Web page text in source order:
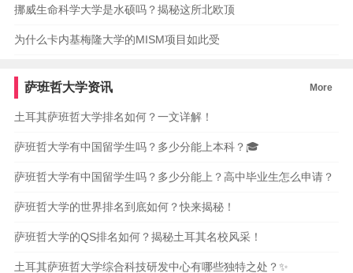
挪威生命科学大学是水硕吗？揭秘这所北欧顶
为什么卡内基梅隆大学的MISM项目如此受
萨班哲大学资讯 More
土耳其萨班哲大学排名如何？一文详解！
萨班哲大学有中国留学生吗？多少分能上本科？🎓
萨班哲大学有中国留学生吗？多少分能上？高中毕业生怎么申请？
萨班哲大学的世界排名到底如何？快来揭秘！
萨班哲大学的QS排名如何？揭秘土耳其名校风采！
土耳其萨班哲大学综合科技研发中心有哪些独特之处？✨